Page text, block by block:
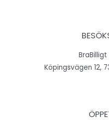
Köpingsvägen 12,